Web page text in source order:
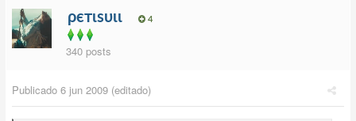
ρєтιѕυιι 4
340 posts
Publicado 6 jun 2009 (editado)